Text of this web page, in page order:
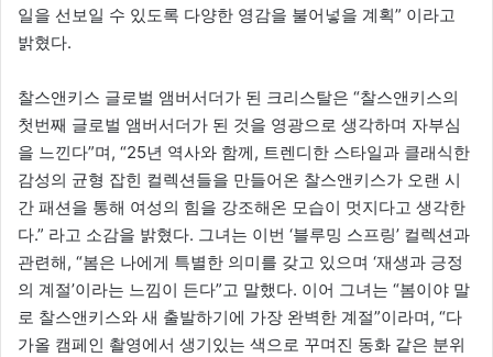
일을 선보일 수 있도록 다양한 영감을 불어넣을 계획” 이라고
밝혔다.
찰스앤키스 글로벌 앰버서더가 된 크리스탈은 “찰스앤키스의
첫번째 글로벌 앰버서더가 된 것을 영광으로 생각하며 자부심
을 느낀다”며, “25년 역사와 함께, 트렌디한 스타일과 클래식한
감성의 균형 잡힌 컬렉션들을 만들어온 찰스앤키스가 오랜 시
간 패션을 통해 여성의 힘을 강조해온 모습이 멋지다고 생각한
다.” 라고 소감을 밝혔다. 그녀는 이번 ‘블루밍 스프링’ 컬렉션과
관련해, “봄은 나에게 특별한 의미를 갖고 있으며 ‘재생과 긍정
의 계절’이라는 느낌이 든다”고 말했다. 이어 그녀는 “봄이야 말
로 찰스앤키스와 새 출발하기에 가장 완벽한 계절”이라며, “다
가올 캠페인 촬영에서 생기있는 색으로 꾸며진 동화 같은 분위